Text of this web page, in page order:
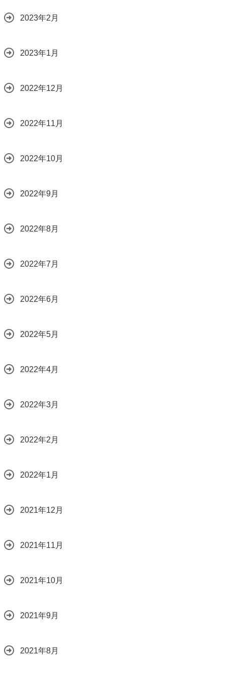
2023年2月
2023年1月
2022年12月
2022年11月
2022年10月
2022年9月
2022年8月
2022年7月
2022年6月
2022年5月
2022年4月
2022年3月
2022年2月
2022年1月
2021年12月
2021年11月
2021年10月
2021年9月
2021年8月